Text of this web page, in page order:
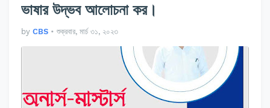
ভাষার উদ্ভব আলোচনা কর।
by CBS • শুক্রবার, মার্চ ৩১, ২০২৩